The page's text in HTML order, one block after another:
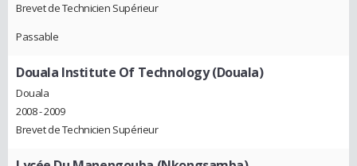
Brevet de Technicien Supérieur
Passable
Douala Institute Of Technology (Douala)
Douala
2008 - 2009
Brevet de Technicien Supérieur